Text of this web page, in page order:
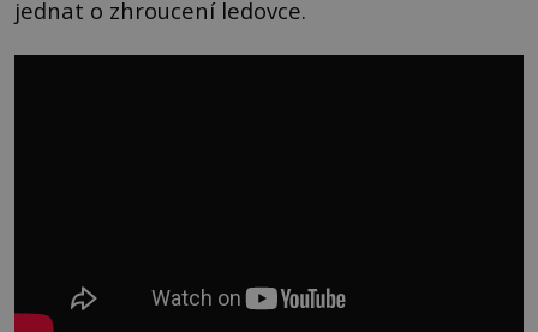
jednat o zhroucení ledovce.